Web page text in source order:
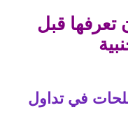
تعرفها قبل
في تداول